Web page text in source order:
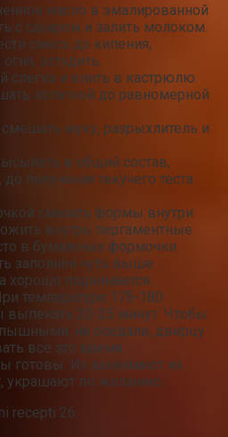
масло в эмалированной
с сахаром и залить молоком.
смесь до кипения,
остудить.
слегка и влить в кастрюлю.
лопаткой до равномерной
муку, разрыхлитель и
в общий состав,
получения текучего теста
смазать формы внутри
внутрь пергаментные
в бумажные формочки.
заполнен чуть выше
хорошо поднимается.
температуре 175-180
22-25 минут. Чтобы
не оседали, дверцу
все это время.
готовы. Их вынимают из
украшают по желанию.